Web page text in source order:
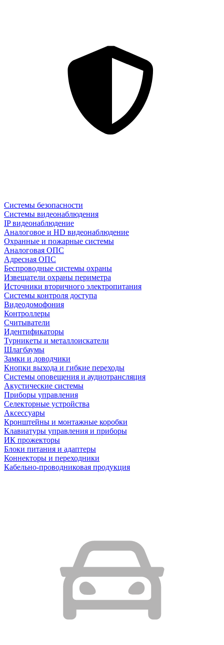
Системы безопасности
Системы видеонаблюдения
IP видеонаблюдение
Аналоговое и HD видеонаблюдение
Охранные и пожарные системы
Аналоговая ОПС
Адресная ОПС
Беспроводные системы охраны
Извещатели охраны периметра
Источники вторичного электропитания
Системы контроля доступа
Видеодомофония
Контроллеры
Считыватели
Идентификаторы
Турникеты и металлоискатели
Шлагбаумы
Замки и доводчики
Кнопки выхода и гибкие переходы
Системы оповещения и аудиотрансляция
Акустические системы
Приборы управления
Селекторные устройства
Аксессуары
Кронштейны и монтажные коробки
Клавиатуры управления и приборы
ИК прожекторы
Блоки питания и адаптеры
Коннекторы и переходники
Кабельно-проводниковая продукция